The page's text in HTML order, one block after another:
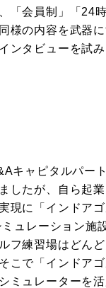
「会員制」「24
様の内容を武器
ンタビューを試み
キャピタルパー
したが、自ら起
現に「インドアゴ
ュレーション施
フ練習場はどん
こで「インドア
ミュレーターを